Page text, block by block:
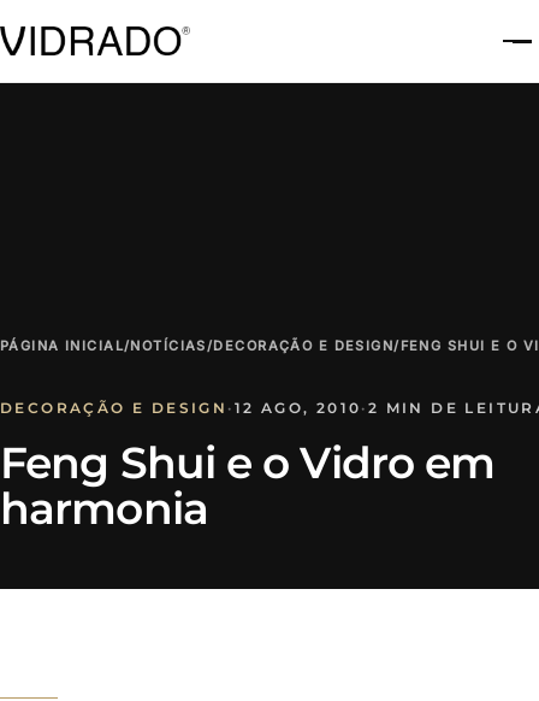
PÁGINA INICIAL/NOTÍCIAS/DECORAÇÃO E DESIGN/FENG SHUI E O
DECORAÇÃO E DESIGN · 12 AGO, 2010 · 2 MIN DE
Feng Shui e o Vidro em
harmonia